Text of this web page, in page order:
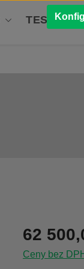
Běžná cena:
62
Ceny bez